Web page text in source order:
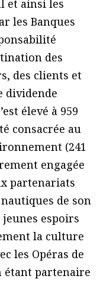
et ainsi les
les Banques
des
des clients et
dividende
élevé à 959
consacrée au
(241
engagée
partenariats
de son
espoirs
la culture
les Opéras de
étant partenaire